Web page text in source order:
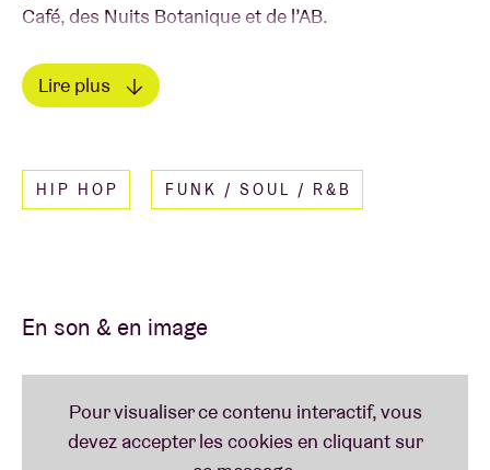
Café, des Nuits Botanique et de l’AB.
Avec son nouvel EP, à paraître fin octobre via 62
Records, la chanteuse néo-soul cherche à tisser le
soundsensuel, gorgé de soul, aussi vulnérable
qu’authentique.
Lire plus
HIP HOP FUNK / SOUL / R&B
En son & en image